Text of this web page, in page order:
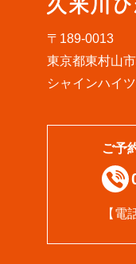
〒189-0013
東京都東村山
シャインハイ
ご予
【電